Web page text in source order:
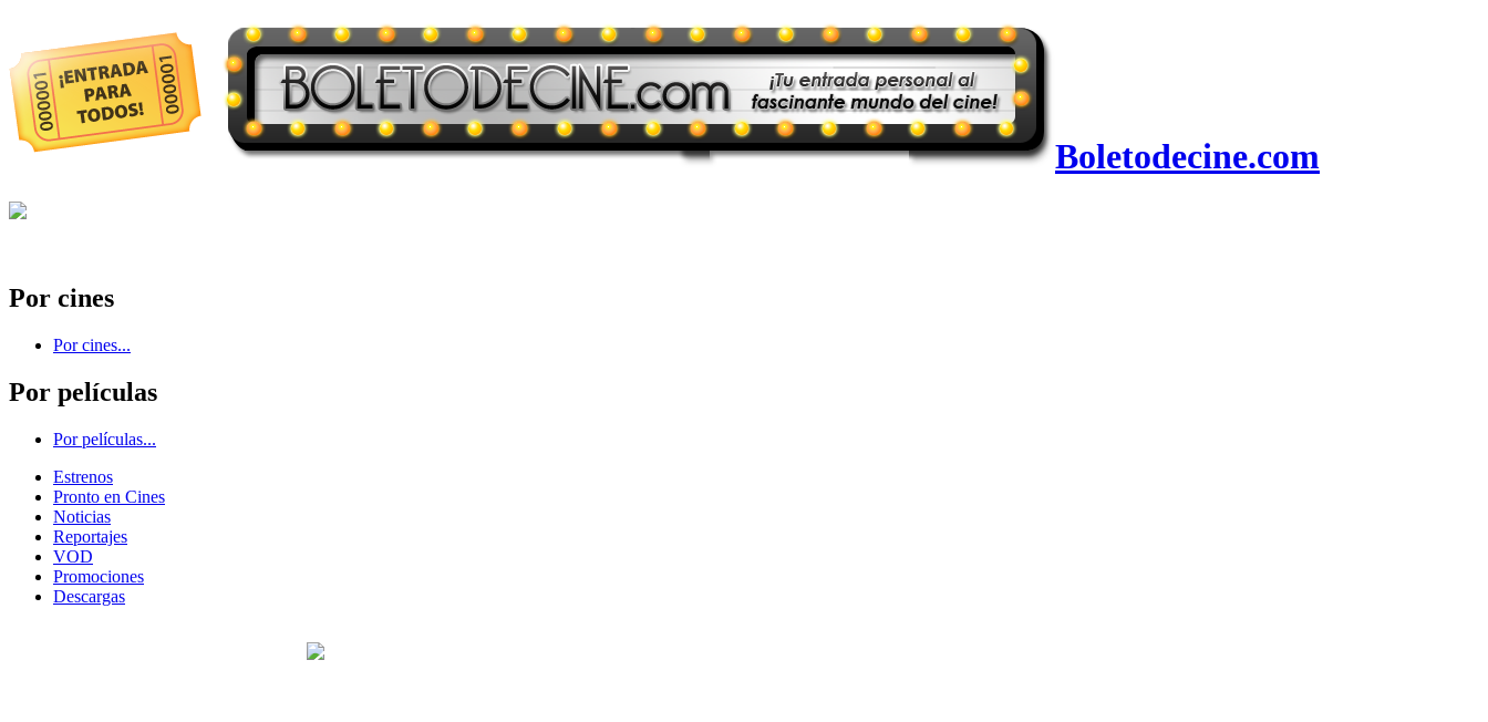
Boletodecine.com
Por cines
Por cines...
Por películas
Por películas...
Estrenos
Pronto en Cines
Noticias
Reportajes
VOD
Promociones
Descargas